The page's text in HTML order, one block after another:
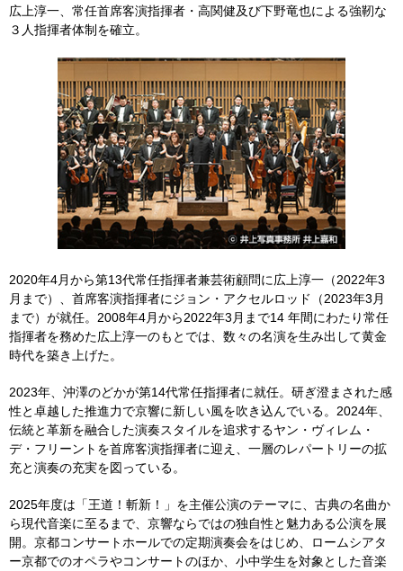
広上淳一、常任首席客演指揮者・高関健及び下野竜也による強靭な
３人指揮者体制を確立。
2020年4月から第13代常任指揮者兼芸術顧問に広上淳一（2022年3
月まで）、首席客演指揮者にジョン・アクセルロッド（2023年3月
まで）が就任。2008年4月から2022年3月まで14 年間にわたり常任
指揮者を務めた広上淳一のもとでは、数々の名演を生み出して黄金
時代を築き上げた。
2023年、沖澤のどかが第14代常任指揮者に就任。研ぎ澄まされた感
性と卓越した推進力で京響に新しい風を吹き込んでいる。2024年、
伝統と革新を融合した演奏スタイルを追求するヤン・ヴィレム・
デ・フリーントを首席客演指揮者に迎え、一層のレパートリーの拡
充と演奏の充実を図っている。
2025年度は「王道！斬新！」を主催公演のテーマに、古典の名曲か
ら現代音楽に至るまで、京響ならではの独自性と魅力ある公演を展
開。京都コンサートホールでの定期演奏会をはじめ、ロームシアタ
ー京都でのオペラやコンサートのほか、小中学生を対象とした音楽